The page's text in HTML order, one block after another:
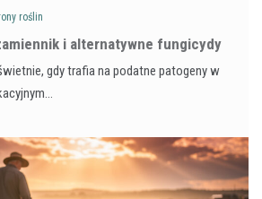
roślin
i alternatywne fungicydy
gdy trafia na podatne patogeny w